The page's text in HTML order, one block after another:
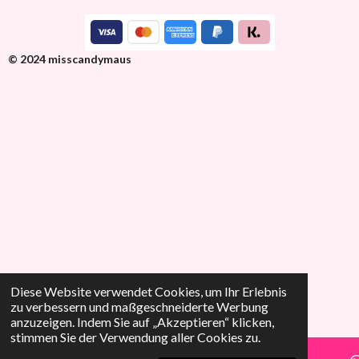
Diese Website verwendet Cookies, um Ihr Erlebnis
zu verbessern und maßgeschneiderte Werbung
anzuzeigen. Indem Sie auf „Akzeptieren“ klicken,
stimmen Sie der Verwendung aller Cookies zu.
© 2024 misscandymaus